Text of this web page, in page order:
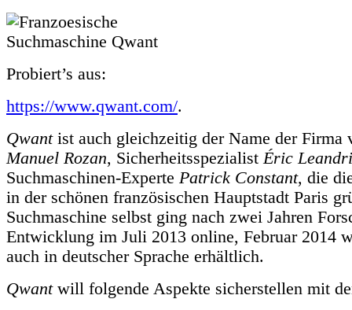
Probiert’s aus:
https://www.qwant.com/.
Qwantist auch gleichzeitig der Name der Firma
Manuel Rozan, SicherheitsspezialistÉric Leandri
Suchmaschinen-Experte Patrick Constant, die
in der schönen französischen Hauptstadt Paris
Suchmaschine selbst ging nach zwei Jahren
Entwicklung im Juli 2013 online, Februar 2014
auch in deutscher Sprache erhältlich.
Qwantwill folgende Aspekte sicherstellen mit